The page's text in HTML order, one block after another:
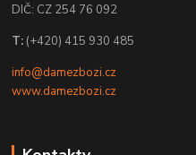
DIČ: CZ 254 76 092
T: (+420) 415 930 485
info@damezbozi.cz
www.damezbozi.cz